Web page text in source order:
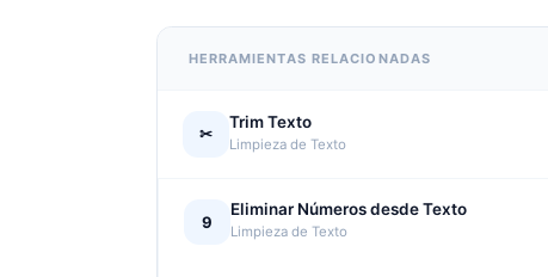
HERRAMIENTAS RELACIONADAS
✂
Trim Texto
Limpieza de Texto
9
Eliminar Números desde Texto
Limpieza de Texto